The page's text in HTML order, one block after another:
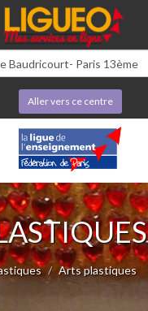
Aller vers ce centre
Arts plastiques